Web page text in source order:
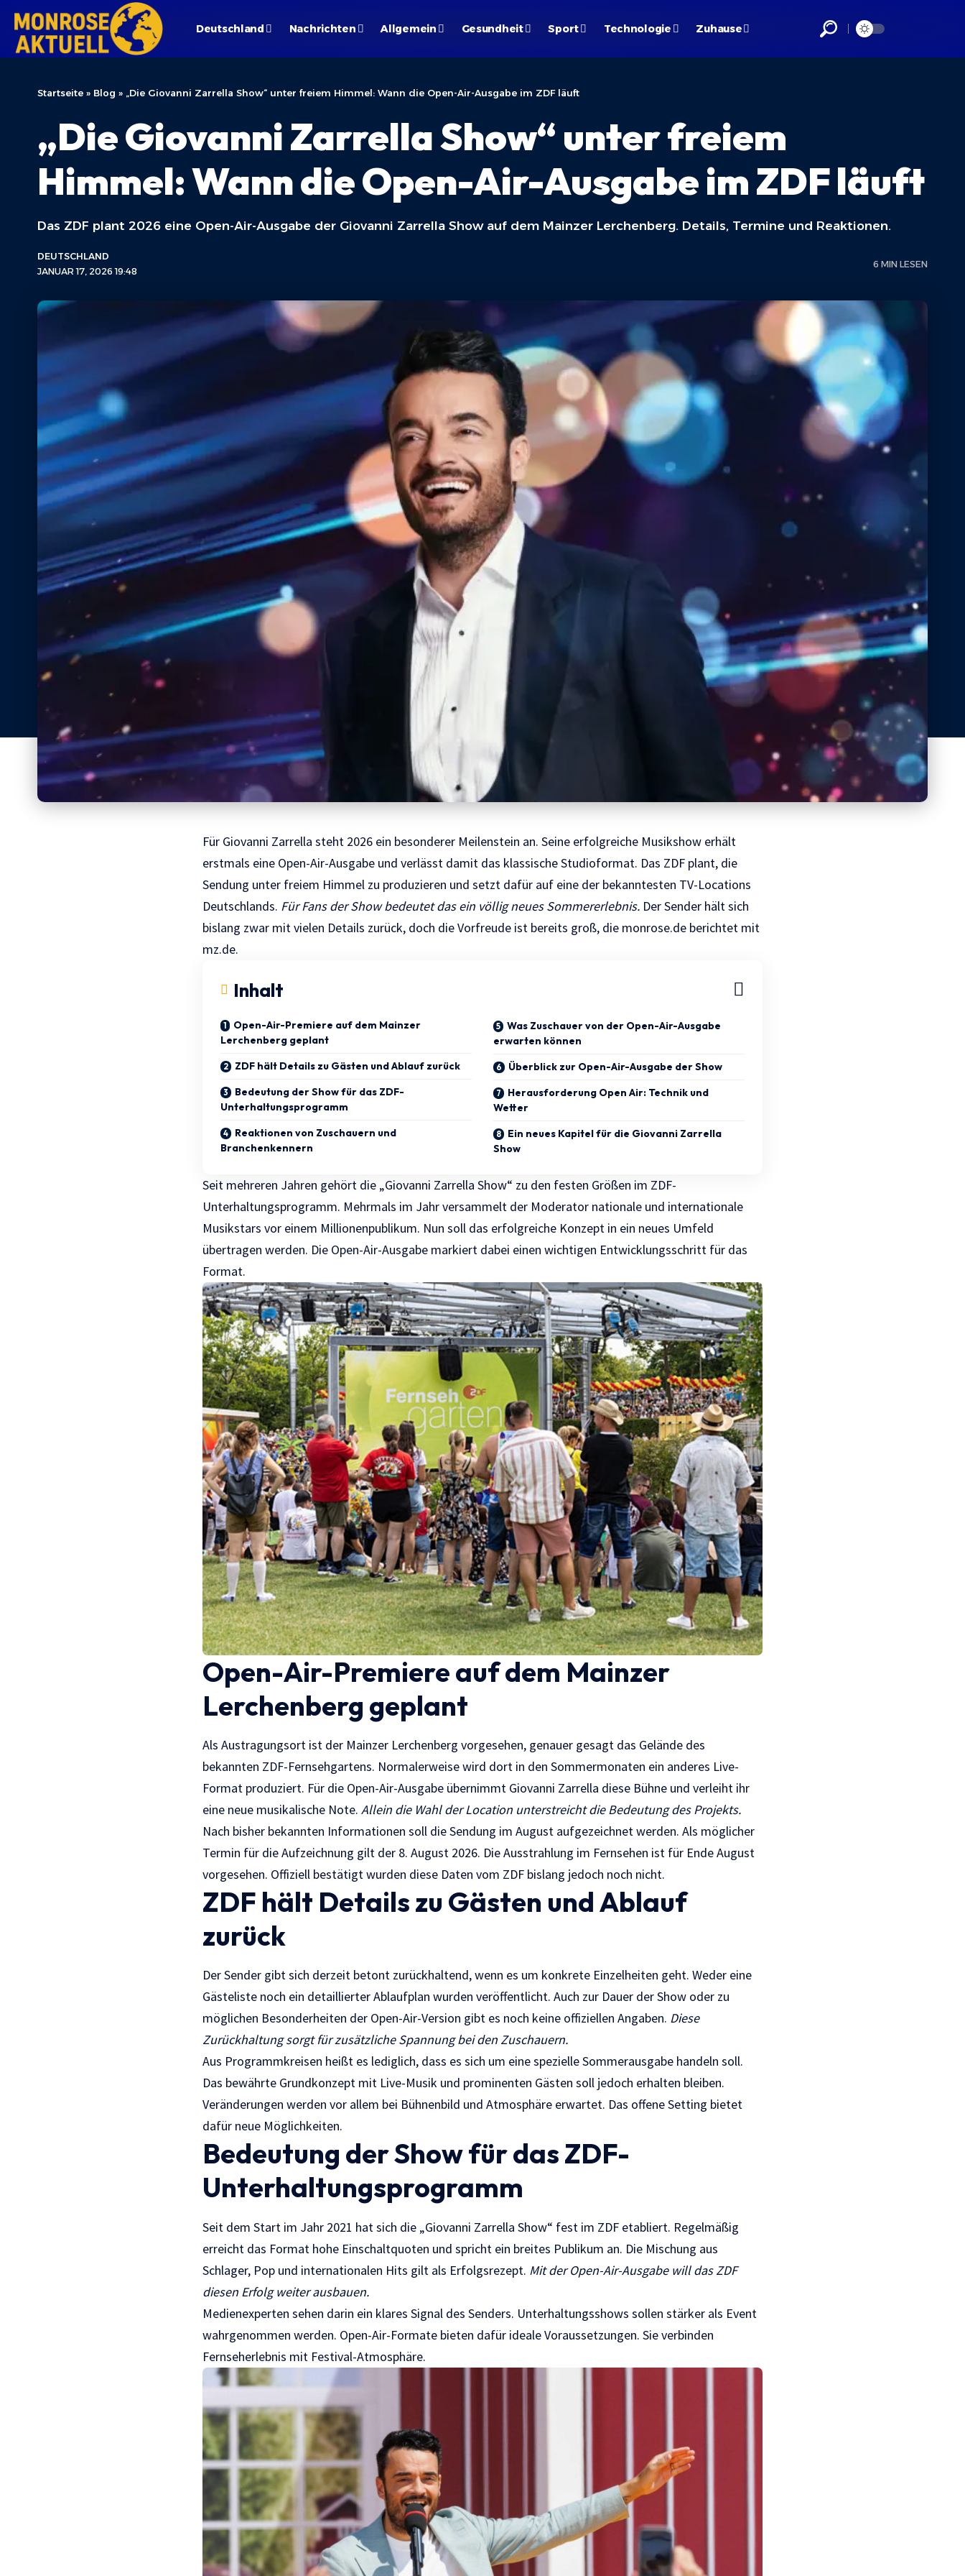
Deutschland Nachrichten Allgemein Gesundheit Sport Technologie Zuhause
Startseite » Blog » „Die Giovanni Zarrella Show“ unter freiem Himmel: Wann die Open-Air-Ausgabe im ZDF läuft
„Die Giovanni Zarrella Show“ unter freiem
Himmel: Wann die Open-Air-Ausgabe im ZDF läuft
Das ZDF plant 2026 eine Open-Air-Ausgabe der Giovanni Zarrella Show auf dem Mainzer Lerchenberg. Details, Termine und Reaktionen.
JANUAR 17, 2026 19:48
DEUTSCHLAND
6 MIN LESEN
Für Giovanni Zarrella steht 2026 ein besonderer Meilenstein an. Seine erfolgreiche Musikshow erhält
erstmals eine Open-Air-Ausgabe und verlässt damit das klassische Studioformat. Das ZDF plant, die
Sendung unter freiem Himmel zu produzieren und setzt dafür auf eine der bekanntesten TV-Locations
Deutschlands. Für Fans der Show bedeutet das ein völlig neues Sommererlebnis. Der Sender hält sich
bislang zwar mit vielen Details zurück, doch die Vorfreude ist bereits groß, die monrose.de berichtet mit
mz.de.
Inhalt
Open-Air-Premiere auf dem Mainzer
Lerchenberg geplant
ZDF hält Details zu Gästen und Ablauf zurück
Bedeutung der Show für das ZDF-
Unterhaltungsprogramm
Reaktionen von Zuschauern und
Branchenkennern
Was Zuschauer von der Open-Air-Ausgabe
erwarten können
Überblick zur Open-Air-Ausgabe der Show
Herausforderung Open Air: Technik und
Wetter
Ein neues Kapitel für die Giovanni Zarrella
Show
Seit mehreren Jahren gehört die „Giovanni Zarrella Show“ zu den festen Größen im ZDF-
Unterhaltungsprogramm. Mehrmals im Jahr versammelt der Moderator nationale und internationale
Musikstars vor einem Millionenpublikum. Nun soll das erfolgreiche Konzept in ein neues Umfeld
übertragen werden. Die Open-Air-Ausgabe markiert dabei einen wichtigen Entwicklungsschritt für das
Format.
Open-Air-Premiere auf dem Mainzer
Lerchenberg geplant
Als Austragungsort ist der Mainzer Lerchenberg vorgesehen, genauer gesagt das Gelände des
bekannten ZDF-Fernsehgartens. Normalerweise wird dort in den Sommermonaten ein anderes Live-
Format produziert. Für die Open-Air-Ausgabe übernimmt Giovanni Zarrella diese Bühne und verleiht ihr
eine neue musikalische Note. Allein die Wahl der Location unterstreicht die Bedeutung des Projekts.
Nach bisher bekannten Informationen soll die Sendung im August aufgezeichnet werden. Als möglicher
Termin für die Aufzeichnung gilt der 8. August 2026. Die Ausstrahlung im Fernsehen ist für Ende August
vorgesehen. Offiziell bestätigt wurden diese Daten vom ZDF bislang jedoch noch nicht.
ZDF hält Details zu Gästen und Ablauf
zurück
Der Sender gibt sich derzeit betont zurückhaltend, wenn es um konkrete Einzelheiten geht. Weder eine
Gästeliste noch ein detaillierter Ablaufplan wurden veröffentlicht. Auch zur Dauer der Show oder zu
möglichen Besonderheiten der Open-Air-Version gibt es noch keine offiziellen Angaben. Diese
Zurückhaltung sorgt für zusätzliche Spannung bei den Zuschauern.
Aus Programmkreisen heißt es lediglich, dass es sich um eine spezielle Sommerausgabe handeln soll.
Das bewährte Grundkonzept mit Live-Musik und prominenten Gästen soll jedoch erhalten bleiben.
Veränderungen werden vor allem bei Bühnenbild und Atmosphäre erwartet. Das offene Setting bietet
dafür neue Möglichkeiten.
Bedeutung der Show für das ZDF-
Unterhaltungsprogramm
Seit dem Start im Jahr 2021 hat sich die „Giovanni Zarrella Show“ fest im ZDF etabliert. Regelmäßig
erreicht das Format hohe Einschaltquoten und spricht ein breites Publikum an. Die Mischung aus
Schlager, Pop und internationalen Hits gilt als Erfolgsrezept. Mit der Open-Air-Ausgabe will das ZDF
diesen Erfolg weiter ausbauen.
Medienexperten sehen darin ein klares Signal des Senders. Unterhaltungsshows sollen stärker als Event
wahrgenommen werden. Open-Air-Formate bieten dafür ideale Voraussetzungen. Sie verbinden
Fernseherlebnis mit Festival-Atmosphäre.